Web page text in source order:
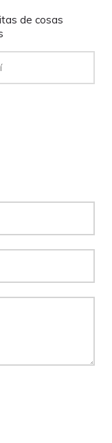
de cosas